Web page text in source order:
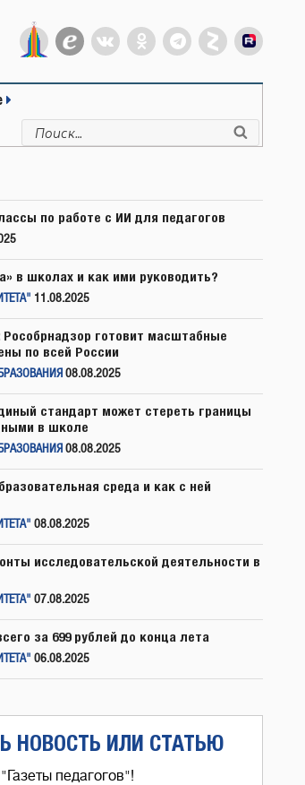
Искать:
по работе с ИИ для педагогов
в школах и как ими руководить?
11.08.2025
готовит масштабные
по всей России
08.08.2025
стандарт может стереть границы
в школе
08.08.2025
среда и как с ней
08.08.2025
исследовательской деятельности в
07.08.2025
за 699 рублей до конца лета
06.08.2025
НОВОСТЬ ИЛИ СТАТЬЮ
педагогов"!